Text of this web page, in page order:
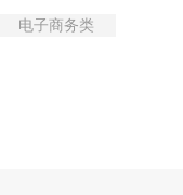
电子商务类